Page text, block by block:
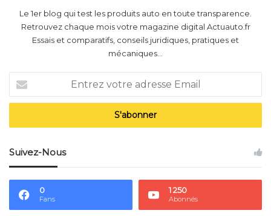
Le 1er blog qui test les produits auto en toute transparence.
Retrouvez chaque mois votre magazine digital Actuauto.fr
Essais et comparatifs, conseils juridiques, pratiques et
mécaniques...
t
e
v
o
t
Suivez-Nous
0
Fans
1 250
Abonnés